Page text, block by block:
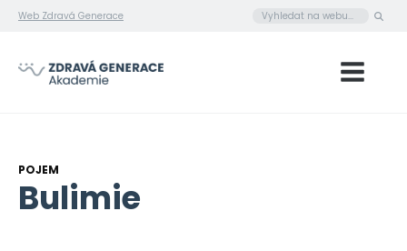
Web Zdravá Generace
POJEM
Bulimie